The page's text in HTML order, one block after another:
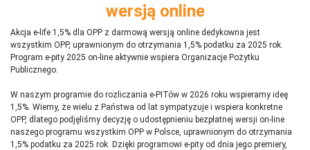
wersją online
Akcja e-life 1,5% dla OPP z darmową wersją online dedykowna jest
wszystkim OPP, uprawnionym do otrzymania 1,5% podatku za 2025 rok.
Program e-pity 2025 on-line aktywnie wspiera Organizacje Pożytku
Publicznego.
W naszym programie do rozliczania e-PITów w 2026 roku wspieramy ideę
1,5%. Wiemy, że wielu z Państwa od lat sympatyzuje i wspiera konkretne
OPP, dlatego podjęliśmy decyzję o udostępnieniu bezpłatnej wersji on-line
naszego programu wszystkim OPP w Polsce, uprawnionym do otrzymania
1,5% podatku za 2025 rok. Dzięki programowi e-pity od dnia jego premiery,